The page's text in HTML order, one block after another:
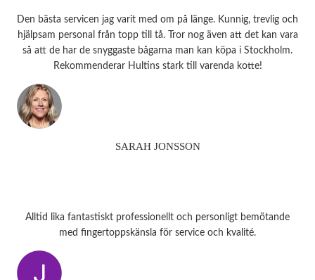
Den bästa servicen jag varit med om på länge. Kunnig, trevlig och
hjälpsam personal från topp till tå. Tror nog även att det kan vara
så att de har de snyggaste bågarna man kan köpa i Stockholm.
Rekommenderar Hultins stark till varenda kotte!
SARAH JONSSON
Alltid lika fantastiskt professionellt och personligt bemötande
med fingertoppskänsla för service och kvalité.